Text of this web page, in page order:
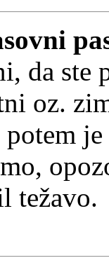
da
oz.
potem
težavo.